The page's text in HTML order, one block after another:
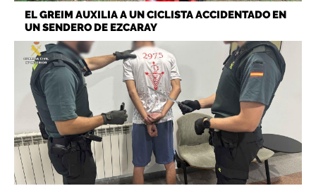
EL GREIM AUXILIA A UN CICLISTA ACCIDENTADO EN
UN SENDERO DE EZCARAY